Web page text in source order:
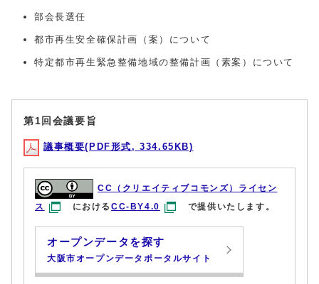
部会長選任
都市再生安全確保計画（案）について
特定都市再生緊急整備地域の整備計画（素案）について
第1回会議要旨
議事概要(PDF形式, 334.65KB)
CC（クリエイティブコモンズ）ライセン
ス
におけるCC-BY4.0 で提供いたします。
オープンデータを探す
大阪市オープンデータポータルサイト